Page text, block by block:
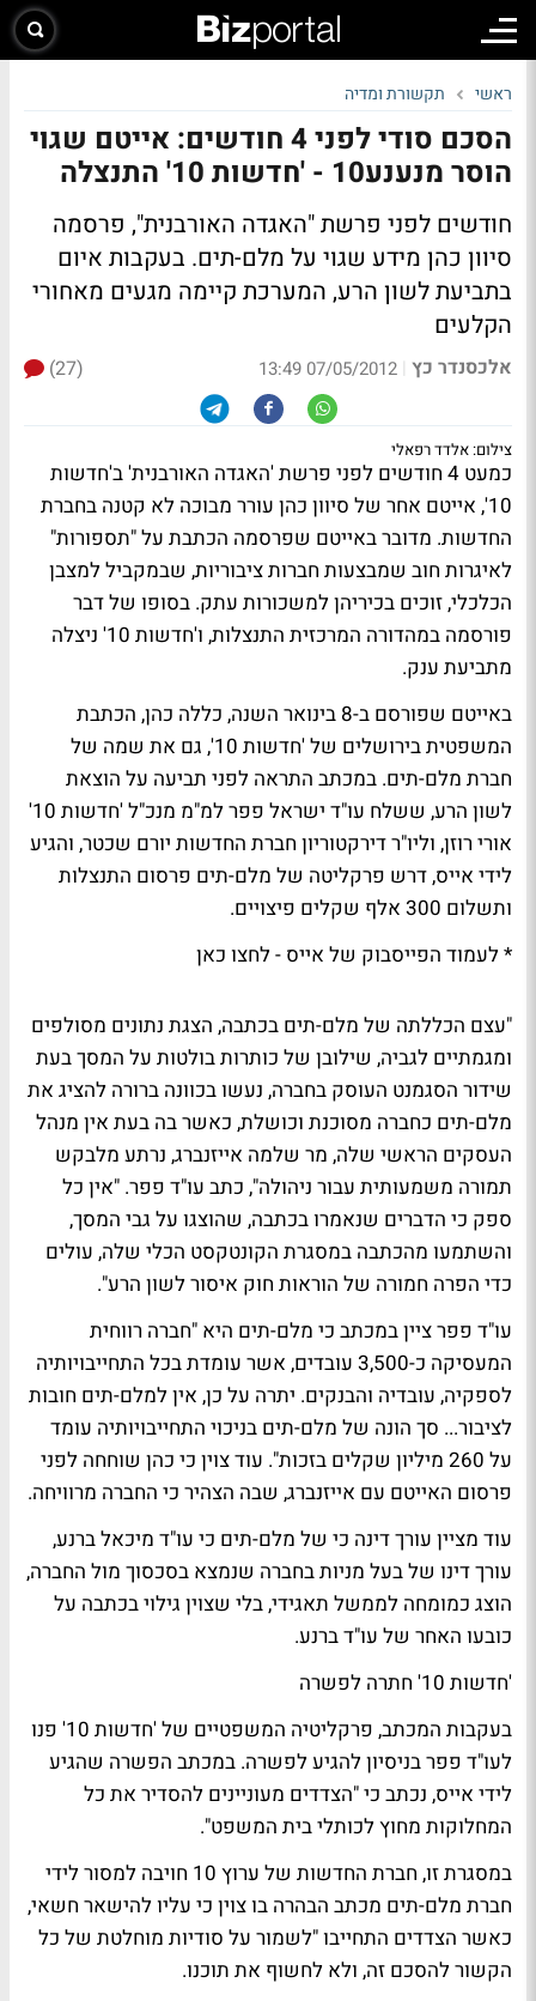
ראשי תקשורת ומדיה
הסכם סודי לפני 4 חודשים: אייטם שגוי
הוסר מנענע10 - 'חדשות 10' התנצלה
חודשים לפני פרשת "האגדה האורבנית", פרסמה
סיוון כהן מידע שגוי על מלם-תים. בעקבות איום
בתביעת לשון הרע, המערכת קיימה מגעים מאחורי
הקלעים
אלכסנדר כץ |
07/05/2012 13:49
(27)
צילום: אלדד רפאלי
כמעט 4 חודשים לפני פרשת 'האגדה האורבנית' ב'חדשות
10', אייטם אחר של סיוון כהן עורר מבוכה לא קטנה בחברת
החדשות. מדובר באייטם שפרסמה הכתבת על "תספורות"
לאיגרות חוב שמבצעות חברות ציבוריות, שבמקביל למצבן
הכלכלי, זוכים בכיריהן למשכורות עתק. בסופו של דבר
פורסמה במהדורה המרכזית התנצלות, ו'חדשות 10' ניצלה
מתביעת ענק.
באייטם שפורסם ב-8 בינואר השנה, כללה כהן, הכתבת
המשפטית בירושלים של 'חדשות 10', גם את שמה של
חברת מלם-תים. במכתב התראה לפני תביעה על הוצאת
לשון הרע, ששלח עו"ד ישראל פפר למ"מ מנכ"ל 'חדשות 10'
אורי רוזן, וליו"ר דירקטוריון חברת החדשות יורם שכטר, והגיע
לידי אייס, דרש פרקליטה של מלם-תים פרסום התנצלות
ותשלום 300 אלף שקלים פיצויים.
* לעמוד הפייסבוק של אייס - לחצו כאן
"עצם הכללתה של מלם-תים בכתבה, הצגת נתונים מסולפים
ומגמתיים לגביה, שילובן של כותרות בולטות על המסך בעת
שידור הסגמנט העוסק בחברה, נעשו בכוונה ברורה להציג את
מלם-תים כחברה מסוכנת וכושלת, כאשר בה בעת אין מנהל
העסקים הראשי שלה, מר שלמה אייזנברג, נרתע מלבקש
תמורה משמעותית עבור ניהולה", כתב עו"ד פפר. "אין כל
ספק כי הדברים שנאמרו בכתבה, שהוצגו על גבי המסך,
והשתמעו מהכתבה במסגרת הקונטקסט הכלי שלה, עולים
כדי הפרה חמורה של הוראות חוק איסור לשון הרע".
עו"ד פפר ציין במכתב כי מלם-תים היא "חברה רווחית
המעסיקה כ-3,500 עובדים, אשר עומדת בכל התחייבויותיה
לספקיה, עובדיה והבנקים. יתרה על כן, אין למלם-תים חובות
לציבור... סך הונה של מלם-תים בניכוי התחייבויותיה עומד
על 260 מיליון שקלים בזכות". עוד צוין כי כהן שוחחה לפני
פרסום האייטם עם אייזנברג, שבה הצהיר כי החברה מרוויחה.
עוד מציין עורך דינה כי של מלם-תים כי עו"ד מיכאל ברנע,
עורך דינו של בעל מניות בחברה שנמצא בסכסוך מול החברה,
הוצג כמומחה לממשל תאגידי, בלי שצוין גילוי בכתבה על
כובעו האחר של עו"ד ברנע.
'חדשות 10' חתרה לפשרה
בעקבות המכתב, פרקליטיה המשפטיים של 'חדשות 10' פנו
לעו"ד פפר בניסיון להגיע לפשרה. במכתב הפשרה שהגיע
לידי אייס, נכתב כי "הצדדים מעוניינים להסדיר את כל
המחלוקות מחוץ לכותלי בית המשפט".
במסגרת זו, חברת החדשות של ערוץ 10 חויבה למסור לידי
חברת מלם-תים מכתב הבהרה בו צוין כי עליו להישאר חשאי,
כאשר הצדדים התחייבו "לשמור על סודיות מוחלטת של כל
הקשור להסכם זה, ולא לחשוף את תוכנו.